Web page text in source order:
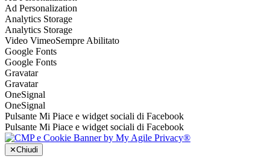
Ad Personalization
Analytics Storage
Analytics Storage
Video VimeoSempre Abilitato
Google Fonts
Google Fonts
Gravatar
Gravatar
OneSignal
OneSignal
Pulsante Mi Piace e widget sociali di Facebook
Pulsante Mi Piace e widget sociali di Facebook
✕Chiudi